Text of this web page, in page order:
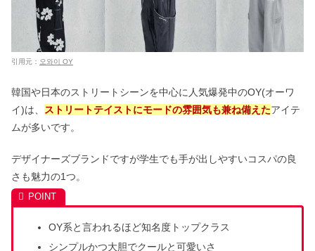
引用元： 오와이 OY
韓国や日本のストリートシーンを中心に人気爆発中のOY(オーワ
イ)は、
ストリートテイストにモードの雰囲気も兼ね備えたアイテ
ムが多いです。
デザイナーズブランドですが学生でも手が出しやすいコスパの良
さも魅力の1つ。
OY系と言われるほど知名度トップクラス
シンプルかつ大胆でクールと可愛いさ